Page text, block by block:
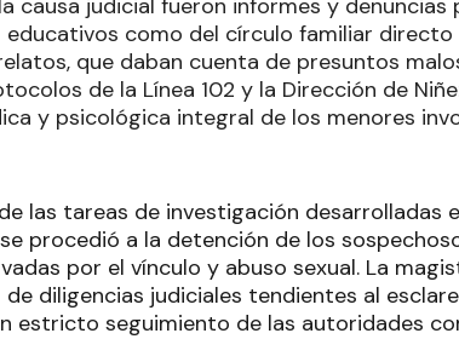
como del círculo familiar directo
que daban cuenta de presuntos
de la Línea 102 y la Dirección de
y psicológica integral de los menores
las tareas de investigación desarrolladas
procedió a la detención de los
por el vínculo y abuso sexual. La
de diligencias judiciales tendientes al
estricto seguimiento de las autoridades